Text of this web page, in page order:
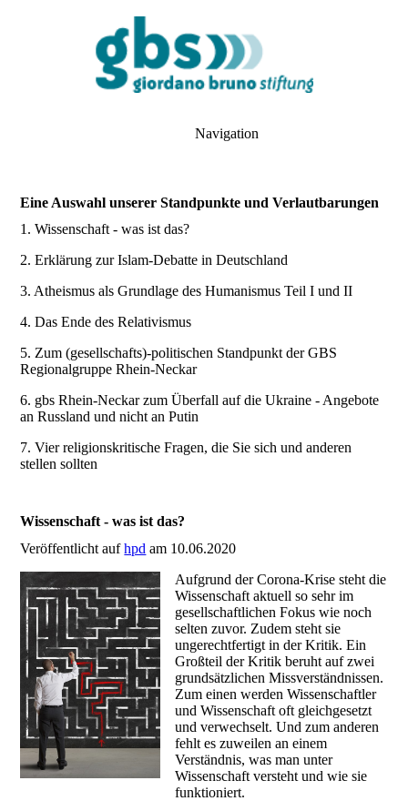
Navigation
Eine Auswahl unserer Standpunkte und Verlautbarungen
1. Wissenschaft - was ist das?
2. Erklärung zur Islam-Debatte in Deutschland
3. Atheismus als Grundlage des Humanismus Teil I und II
4. Das Ende des Relativismus
5. Zum (gesellschafts)-politischen Standpunkt der GBS
Regionalgruppe Rhein-Neckar
6. gbs Rhein-Neckar zum Überfall auf die Ukraine - Angebote
an Russland und nicht an Putin
7. Vier religionskritische Fragen, die Sie sich und anderen
stellen sollten
Wissenschaft - was ist das?
Veröffentlicht aufhpd am 10.06.2020
Aufgrund der Corona-Krise steht die
Wissenschaft aktuell so sehr im
gesellschaftlichen Fokus wie noch
selten zuvor. Zudem steht sie
ungerechtfertigt in der Kritik. Ein
Großteil der Kritik beruht auf zwei
grundsätzlichen Missverständnissen.
Zum einen werden Wissenschaftler
und Wissenschaft oft gleichgesetzt
und verwechselt. Und zum anderen
fehlt es zuweilen an einem
Verständnis, was man unter
Wissenschaft versteht und wie sie
funktioniert.